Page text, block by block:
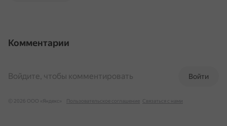
Комментарии
Войти
Войдите, чтобы комментировать
© 2026 ООО «Яндекс» Пользовательское соглашение Связаться с нами